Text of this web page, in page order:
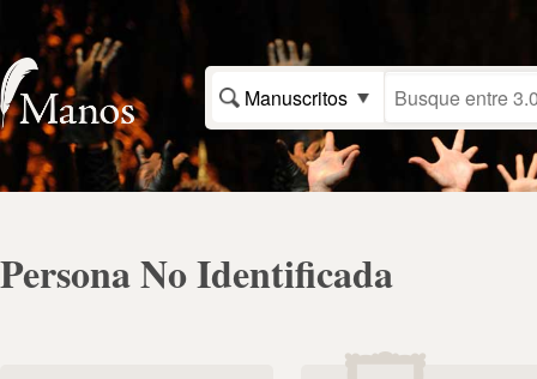
Manuscritos
Persona No Identificada